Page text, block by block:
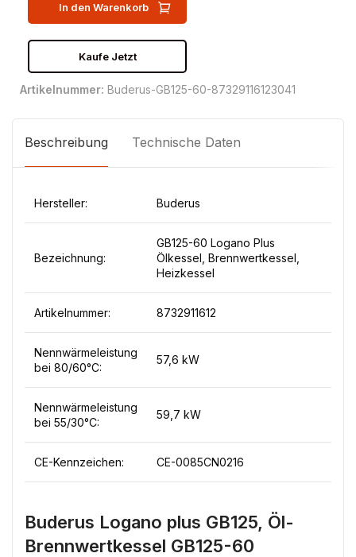
In den Warenkorb
Kaufe Jetzt
Artikelnummer: Buderus-GB125-60-87329116123041
Beschreibung Technische Daten
Hersteller: Buderus
Bezeichnung:
GB125-60 Logano Plus
Ölkessel, Brennwertkessel,
Heizkessel
Artikelnummer: 8732911612
Nennwärmeleistung
bei 80/60°C:
57,6 kW
Nennwärmeleistung
bei 55/30°C:
59,7 kW
CE-Kennzeichen: CE-0085CN0216
Buderus Logano plus GB125, Öl-
Brennwertkessel GB125-60